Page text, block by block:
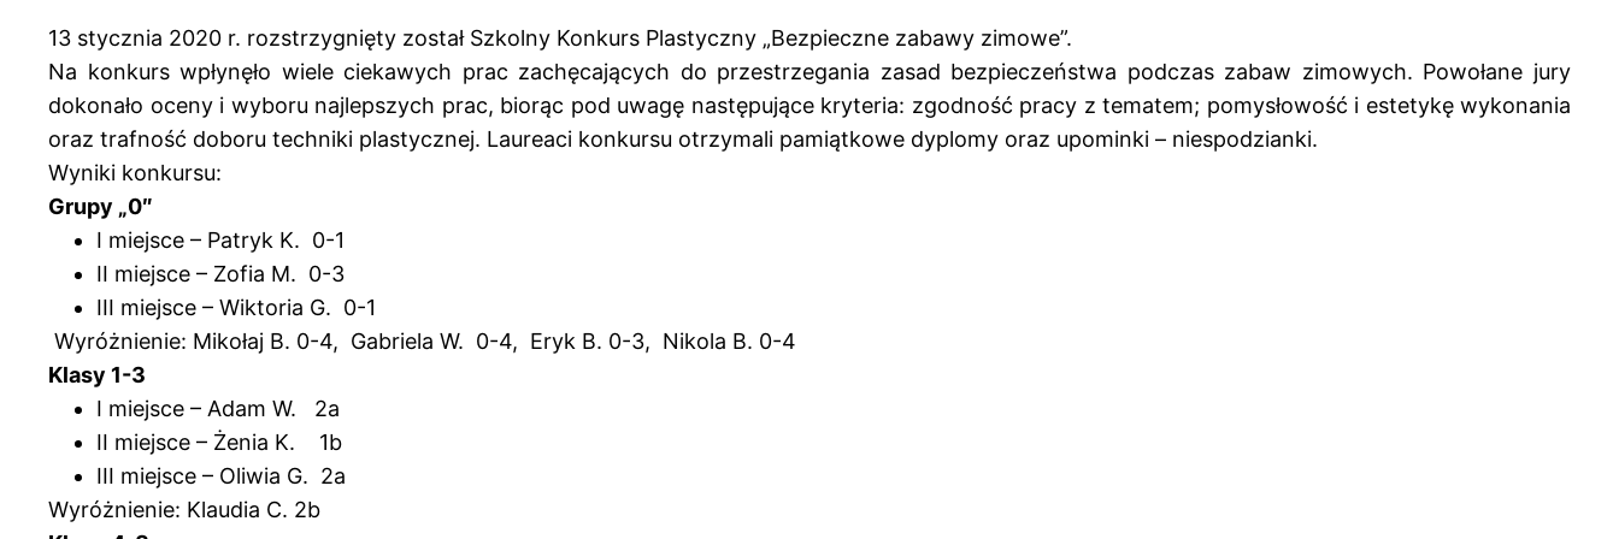
13 stycznia 2020 r. rozstrzygnięty został Szkolny Konkurs Plastyczny „Bezpieczne zabawy zimowe”.
Na konkurs wpłynęło wiele ciekawych prac zachęcających do przestrzegania zasad bezpieczeństwa podczas zabaw zimowych. Powołane jury
dokonało oceny i wyboru najlepszych prac, biorąc pod uwagę następujące kryteria: zgodność pracy z tematem; pomysłowość i estetykę wykonania
oraz trafność doboru techniki plastycznej. Laureaci konkursu otrzymali pamiątkowe dyplomy oraz upominki – niespodzianki.
Wyniki konkursu:
Grupy „0″
I miejsce – Patryk K. 0-1
II miejsce – Zofia M. 0-3
III miejsce – Wiktoria G. 0-1
Wyróżnienie: Mikołaj B. 0-4, Gabriela W. 0-4, Eryk B. 0-3, Nikola B. 0-4
Klasy 1-3
I miejsce – Adam W. 2a
II miejsce – Żenia K. 1b
III miejsce – Oliwia G. 2a
Wyróżnienie: Klaudia C. 2b